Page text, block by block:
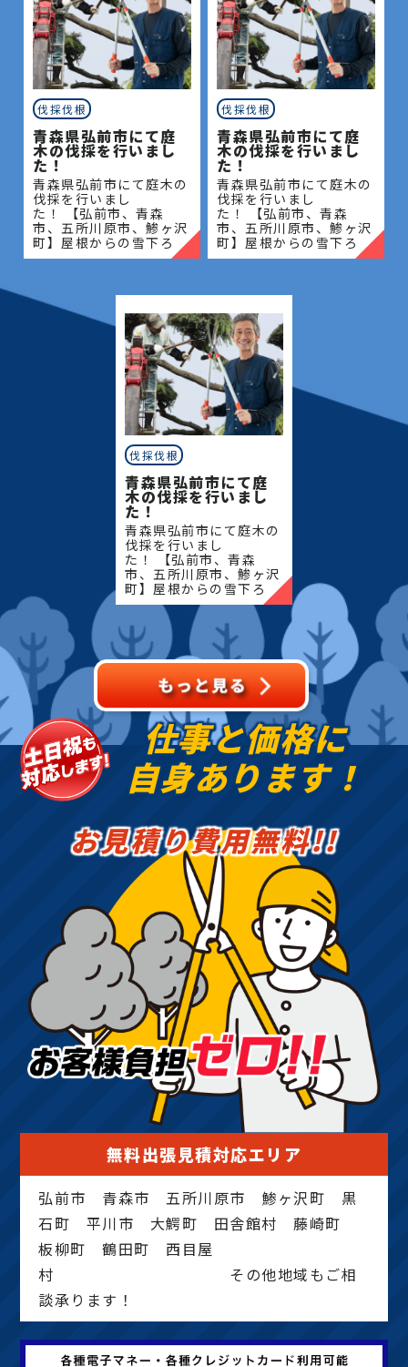
伐採伐根
青森県弘前市にて庭
木の伐採を行いまし
た！
青森県弘前市にて庭木の
伐採を行いまし
た！ 【弘前市、青森
市、五所川原市、鯵ヶ沢
町】屋根からの雪下ろ
し・除雪・排雪などの作
定・草刈りなどのお庭の
こと、造園・
伐採伐根
青森県弘前市にて庭
木の伐採を行いまし
た！
青森県弘前市にて庭木の
伐採を行いまし
た！ 【弘前市、青森
市、五所川原市、鯵ヶ沢
町】屋根からの雪下ろ
し・除雪・排雪などの作
定・草刈りなどのお庭の
こと、造園・
伐採伐根
青森県弘前市にて庭
木の伐採を行いまし
た！
青森県弘前市にて庭木の
伐採を行いまし
た！ 【弘前市、青森
市、五所川原市、鯵ヶ沢
町】屋根からの雪下ろ
し・除雪・排雪などの作
業もお任せください！地
域密着で伐採・抜根・剪
定・草刈りなどのお庭の
こと、造園・
仕事と価格に
自身あります！
お見積り費用無料!!
無料出張見積対応エリア
弘前市 青森市 五所川原市 鯵ヶ沢町 黒
石町 平川市 大鰐町 田舎館村 藤崎町
板柳町 鶴田町 西目屋
村 その他地域もご相
談承ります！